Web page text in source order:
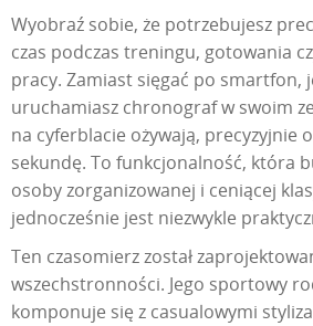
Wyobraź sobie, że potrzebujesz
czas podczas treningu, gotowania
pracy. Zamiast sięgać po smartfon,
uruchamiasz chronograf w swoim
na cyferblacie ożywają, precyzyjnie
sekundę. To funkcjonalność, która
osoby zorganizowanej i ceniącej
jednocześnie jest niezwykle
Ten czasomierz został
wszechstronności. Jego sportowy
komponuje się z casualowymi